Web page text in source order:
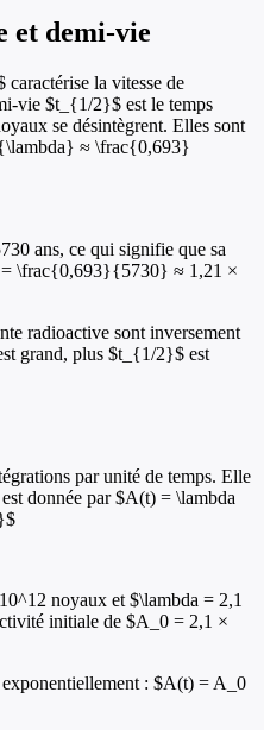
et demi-vie
la vitesse de
vie $t_{1/2}$ est le temps
se désintègrent. Elles sont
≈ \frac{0,693}
ans, ce qui signifie que sa
= \frac{0,693}{5730} ≈ 1,21 ×
radioactive sont inversement
grand, plus $t_{1/2}$ est
par unité de temps. Elle
donnée par $A(t) = \lambda
noyaux et $\lambda = 2,1
initiale de $A_0 = 2,1 ×
: $A(t) = A_0